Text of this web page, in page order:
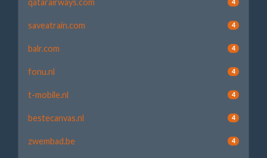
4
saveatrain.com 4
balr.com 4
fonu.nl 4
t-mobile.nl 4
bestecanvas.nl 4
zwembad.be 4